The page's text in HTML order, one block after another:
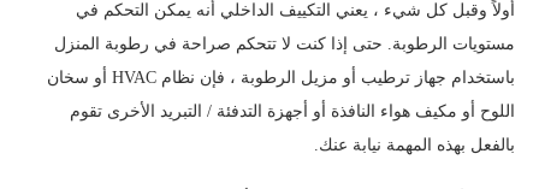
أولاً وقبل كل شيء ، يعني التكييف الداخلي أنه يمكن التحكم في
مستويات الرطوبة. حتى إذا كنت لا تتحكم صراحة في رطوبة المنزل
باستخدام جهاز ترطيب أو مزيل الرطوبة ، فإن نظام HVAC أو سخان
اللوح أو مكيف هواء النافذة أو أجهزة التدفئة / التبريد الأخرى تقوم
بالفعل بهذه المهمة نيابة عنك.